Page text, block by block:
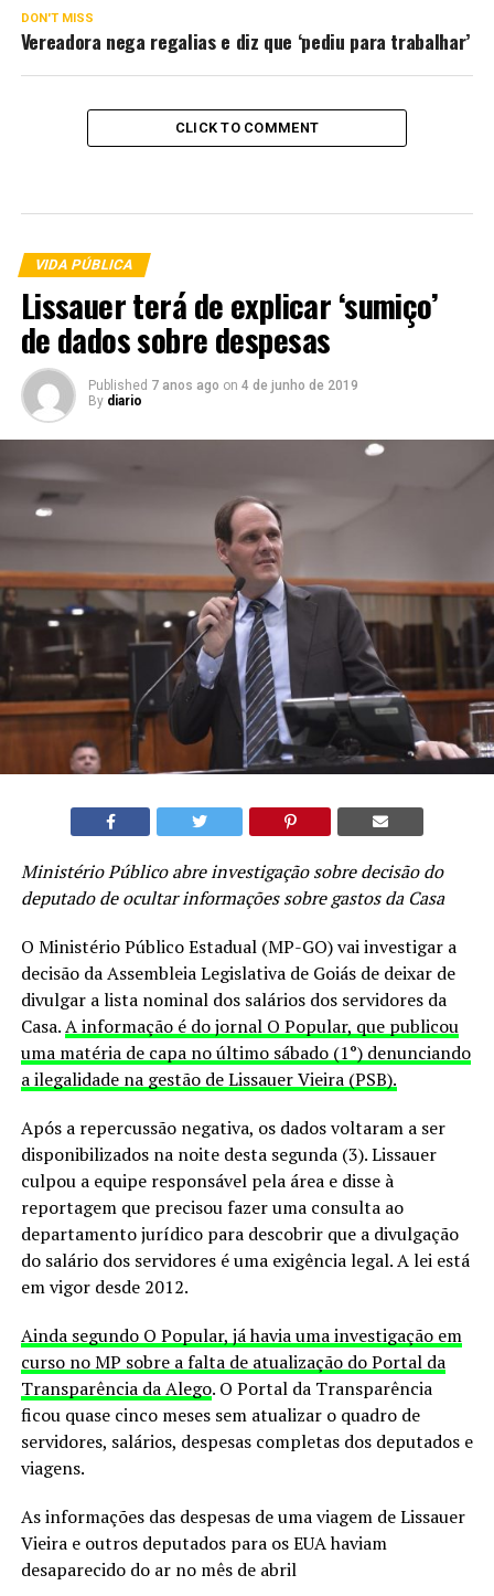
DON'T MISS
Vereadora nega regalias e diz que ‘pediu para trabalhar’
CLICK TO COMMENT
VIDA PÚBLICA
Lissauer terá de explicar ‘sumiço’
de dados sobre despesas
Published 7 anos ago on 4 de junho de 2019
By diario
Ministério Público abre investigação sobre decisão do
deputado de ocultar informações sobre gastos da Casa
O Ministério Público Estadual (MP-GO) vai investigar a
decisão da Assembleia Legislativa de Goiás de deixar de
divulgar a lista nominal dos salários dos servidores da
Casa.A informação é do jornal O Popular, que publicou
uma matéria de capa no último sábado (1°) denunciando
a ilegalidade na gestão de Lissauer Vieira (PSB).
Após a repercussão negativa, os dados voltaram a ser
disponibilizados na noite desta segunda (3). Lissauer
culpou a equipe responsável pela área e disse à
reportagem que precisou fazer uma consulta ao
departamento jurídico para descobrir que a divulgação
do salário dos servidores é uma exigência legal. A lei está
em vigor desde 2012.
Ainda segundo O Popular, já havia uma investigação em
curso no MP sobre a falta de atualização do Portal da
Transparência da Alego. O Portal da Transparência
ficou quase cinco meses sem atualizar o quadro de
servidores, salários, despesas completas dos deputados e
viagens.
As informações das despesas de uma viagem de Lissauer
Vieira e outros deputados para os EUA haviam
desaparecido do ar no mês de abril